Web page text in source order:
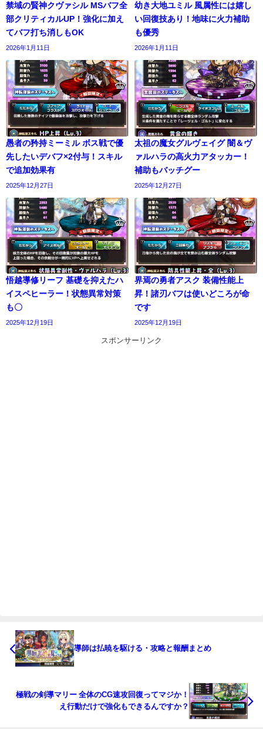
禁域の賢神クヴァシル MSバフ全
部クリティカルUP！強化に加え
てバフ打ち消しもOK
2026年1月11日
幼き大地ユミル 風属性には嬉し
い回復技あり！地味に火力補助
も優秀
2026年1月11日
愚者の矜持ミーミル ボス戦で優
先したいデバフ×2付与！スキル
で追加効果有
2025年12月27日
太祖の魔女グルヴェイグ 闇＆ヴ
ァルハラの高火力アタッカー！
補助もバッチグー
2025年12月27日
悟越導修リーフ 基礎を抑えたハ
イスペヒーラー！状態異常対策
も〇
2025年12月19日
界焉の勇者アスク 装備性能上
昇！諸刃バフは使いどころが命
です
2025年12月19日
スポンサーリンク
導師は払暁を駆ける・攻略と報酬まとめ
極戦の剣導マリー 全体のCG速攻回復ってマジか！
え行動だけで強化もできるんですか？